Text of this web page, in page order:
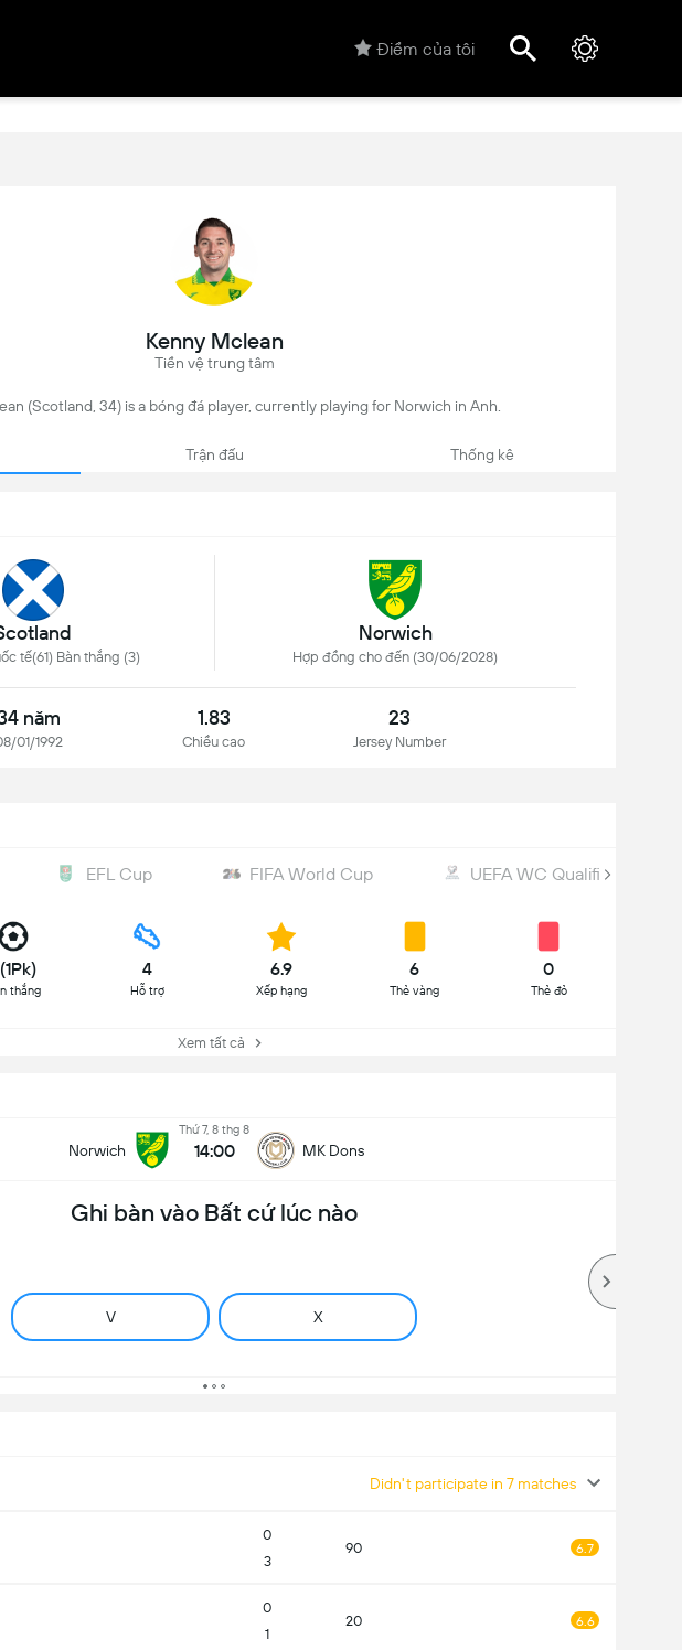
Điểm của tôi
Kenny Mclean
Tiền vệ trung tâm
(Scotland, 34) is a bóng đá player, currently playing for Norwich in Anh.
Trận đấu Thống kê
tế(61) Bàn thắng (3)
Norwich
Hợp đồng cho đến (30/06/2028)
năm
01/1992
1.83
Chiều cao
23
Jersey Number
EFL Cup FIFA World Cup UEFA WC Qualification
thắng
4
Hỗ trợ
6.9
Xếp hạng
6
Thẻ vàng
0
Thẻ đỏ
Xem tất cả
Norwich
Thứ 7, 8 thg 8
14:00 MK Dons
Ghi bàn vào Bất cứ lúc nào
V X
Didn't participate in 7 matches
0
3
90 6.7
0
1
20 6.6